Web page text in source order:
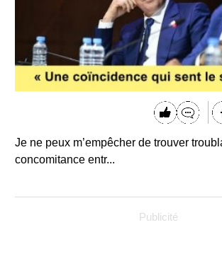
Je ne peux m’empêcher de trouver
concomitance entr...
Publicité